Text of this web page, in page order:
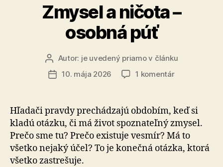
Zmysel a ničota –
osobná púť
Autor
článku
Autor: je uvedený priamo v článku
Dátum
10. mája 2026 1 komentárna
ničota
osobná
púť
Hľadači pravdy prechádzajú obdobím, keď si
kladú otáz­ku, či má život spoznateľný zmysel.
Prečo sme tu? Prečo existuje vesmír? Má to
všetko nejaký účel? To je konečná otázka, ktorá
všetko zastrešuje.